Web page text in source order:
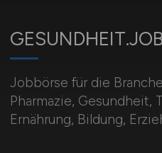
Jobbörse für die
Pharmazie, Gesundheit,
Ernährung, Bildung,